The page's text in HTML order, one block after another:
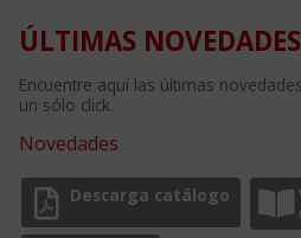
ÚLTIMAS NOVEDADES
Encuentre aquí las últimas
un sólo click.
Novedades
Descarga catálogo